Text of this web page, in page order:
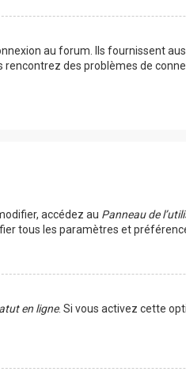
au forum. Ils fournissent
des problèmes de
accédez au Panneau de
tous les paramètres et
en ligne. Si vous activez cette